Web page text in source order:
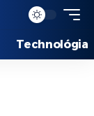
Technológia